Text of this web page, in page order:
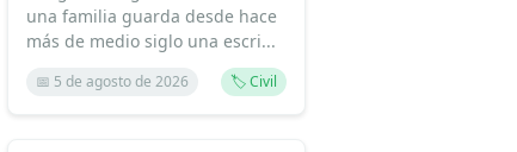
una familia guarda desde hace
más de medio siglo una escri...
📅 5 de agosto de 2026 🏷️ Civil